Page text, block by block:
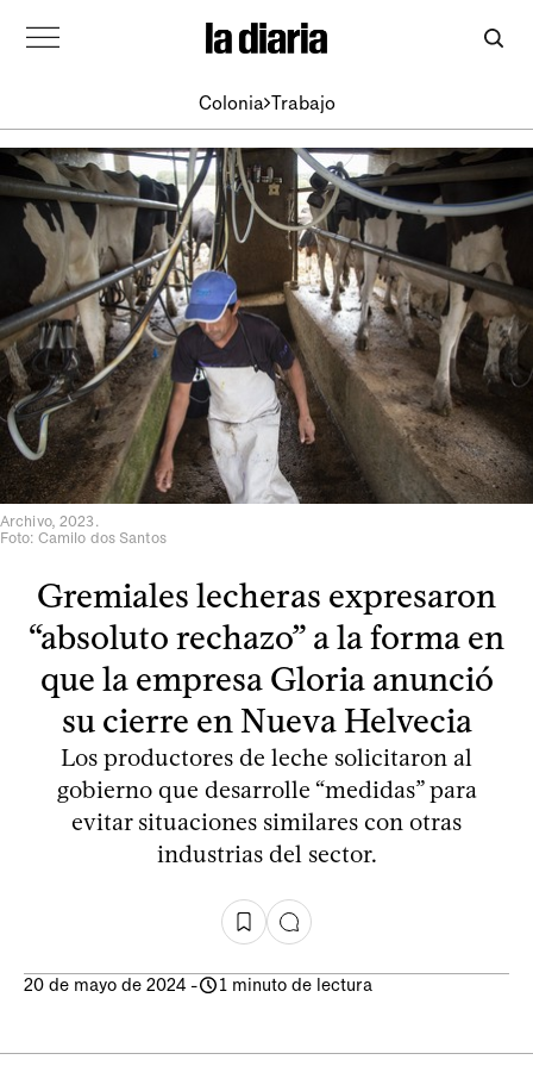
Colonia Trabajo
Archivo, 2023.
Foto: Camilo dos Santos
Gremiales lecheras expresaron
“absoluto rechazo” a la forma en
que la empresa Gloria anunció
su cierre en Nueva Helvecia
Los productores de leche solicitaron al
gobierno que desarrolle “medidas” para
evitar situaciones similares con otras
industrias del sector.
20 de mayo de 2024 - 1 minuto de lectura